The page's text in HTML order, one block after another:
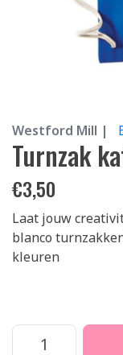
Westford Mill |
Turnzak
€3,50
Laat jouw
blanco
kleuren